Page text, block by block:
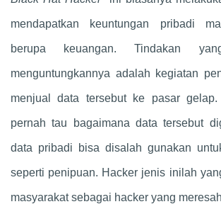
mendapatkan keuntungan pribadi
berupa keuangan. Tindakan
menguntungkannya adalah kegiatan
menjual data tersebut ke pasar
pernah tau bagaimana data tersebut
data pribadi bisa disalah gunakan
seperti penipuan. Hacker jenis inilah
masyarakat sebagai hacker yang